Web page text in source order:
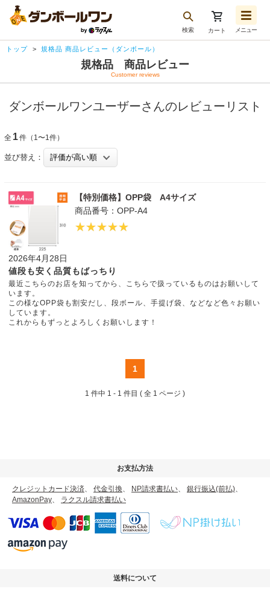
検索 カート メニュー
注文履歴
再注文
ログアウト
トップ 規格品 商品レビュー（ダンボール）
規格品 商品レビュー
Customer reviews
ダンボールワンユーザーさんのレビューリスト
全 1件（1〜1件）
並び替え：
【特別価格】OPP袋 A4サイズ
商品番号：OPP-A4
2026年4月28日
値段も安く品質もばっちり
最近こちらのお店を知ってから、こちらで扱っているものはお願いして
います。
この様なOPP袋も割安だし、段ボール、手提げ袋、などなど色々お願い
しています。
これからもずっとよろしくお願いします！
1
1 件中 1 - 1 件目 ( 全 1 ページ )
お支払方法
クレジットカード決済、 代金引換、 NP請求書払い、 銀行振込(前払)、
AmazonPay、 ラクスル請求書払い
送料について